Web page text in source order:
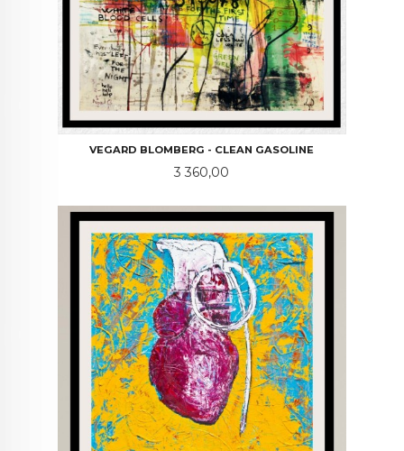
VEGARD BLOMBERG - CLEAN GASOLINE
Pris
3 360,00